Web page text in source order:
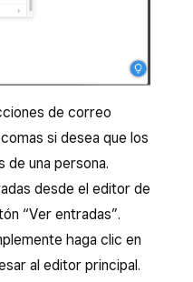
de correo
si desea que los
de una persona.
desde el editor de
“Ver entradas”.
haga clic en
al editor principal.